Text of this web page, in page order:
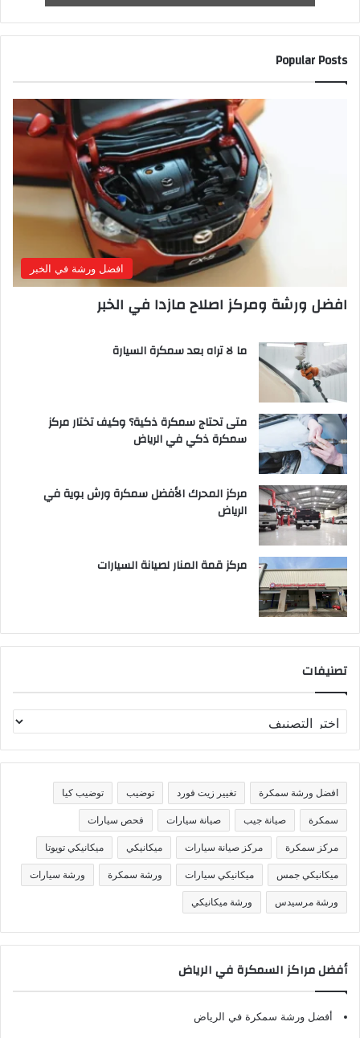
Popular Posts
افضل ورشة في الخبر
افضل ورشة ومركز اصلاح مازدا في الخبر
ما لا تراه بعد سمكرة السيارة
متى تحتاج سمكرة ذكية؟ وكيف تختار مركز
سمكرة ذكي في الرياض
مركز المحرك الأفضل سمكرة ورش بوية في
الرياض
مركز قمة المنار لصيانة السيارات
تصنيفات
ص
ن
ف
ا
افضل ورشة سمكرة تغيير زيت فورد توضيب توضيب كيا
سمكرة صيانة جيب صيانة سيارات فحص سيارات
مركز سمكرة مركز صيانة سيارات ميكانيكي ميكانيكي تويوتا
ميكانيكي جمس ميكانيكي سيارات ورشة سمكرة ورشة سيارات
ورشة مرسيدس ورشة ميكانيكي
أفضل مراكز السمكرة في الرياض
أفضل ورشة سمكرة في الرياض